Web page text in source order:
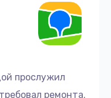
прослужил
ремонта.